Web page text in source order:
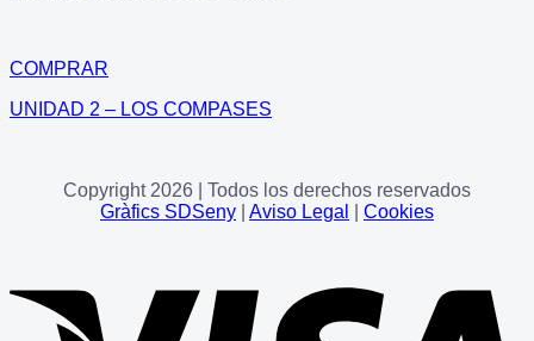
COMPRAR
UNIDAD 2 – LOS COMPASES
Copyright 2026 | Todos los derechos reservados
Gràfics SDSeny
Aviso Legal Cookies